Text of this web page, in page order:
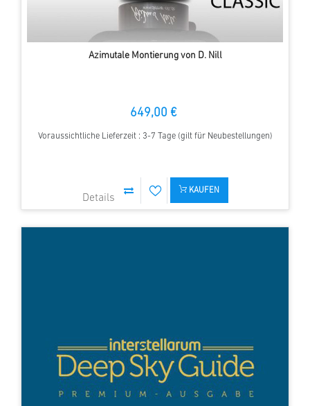
Azimutale Montierung von D. Nill
649,00 €
Voraussichtliche Lieferzeit : 3-7 Tage (gilt für Neubestellungen)
KAUFEN